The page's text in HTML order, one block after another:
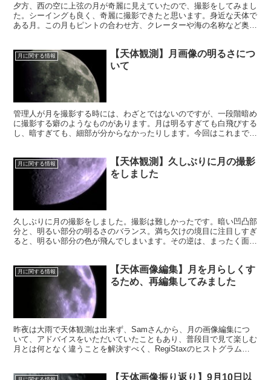
夕方、西の空に上弦の月が奇麗に見えていたので、撮影をしてみまし
た。シーイングも良く、奇麗に撮影できたと思います。身近な天体で
ある月。この月もピントの合わせ方、クレーターや海の名称など奥が
月に関する情報
【天体観測】月画像の明るさにつ
いて
管理人が月を撮影する時には、わざとではないのですが、一段階暗め
に撮影する癖のようなものがあります。月は明るすぎても白飛びする
し、暗すぎても、細部が分からなかったりします。今回はこれまで撮
月に関する情報
【天体観測】久しぶりに月の撮影
をしました
久しぶりに月の撮影をしました。撮影は難しかったです。暗い凹凸部
分と、明るい部分の明るさのバランス。満ち欠けの境目に注目しすぎ
ると、明るい部分の色が飛んでしまいます。その逆は、まったく面白
月に関する情報
【天体画像編集】月を月らしくす
るため、再編集してみました
昨夜は大雨で天体観測は出来ず、Samさんから、月の画像編集につ
いて、アドバイスをいただいていたこともあり、普段目で見て楽しむ
月とは何となく違うことを解決すべく、RegiStaxのヒストグラム
【天体画像振り返り】9月10日以